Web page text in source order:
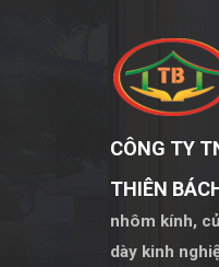
CÔNG TY
THIÊN
nhôm kính,
dày kinh